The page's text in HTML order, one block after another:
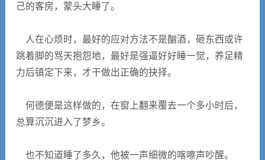
己的客房，蒙头大睡了。
人在心烦时，最好的应对方法不是酗酒，砸东西或许
跳着脚的骂天抱怨地，最好是强逼好好睡一觉，养足精
力后镇定下来，才干做出正确的抉择。
何德便是这样做的，在窗上翻来覆去一个多小时后，
总算沉沉进入了梦乡。
也不知道睡了多久，他被一声细微的喀嚓声吵醒。